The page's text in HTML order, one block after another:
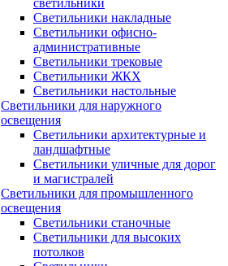
светильники
Светильники накладные
Светильники офисно-
административные
Светильники трековые
Светильники ЖКХ
Светильники настольные
Светильники для наружного
освещения
Светильники архитектурные и
ландшафтные
Светильники уличные для дорог
и магистралей
Светильники для промышленного
освещения
Светильники станочные
Светильники для высоких
потолков